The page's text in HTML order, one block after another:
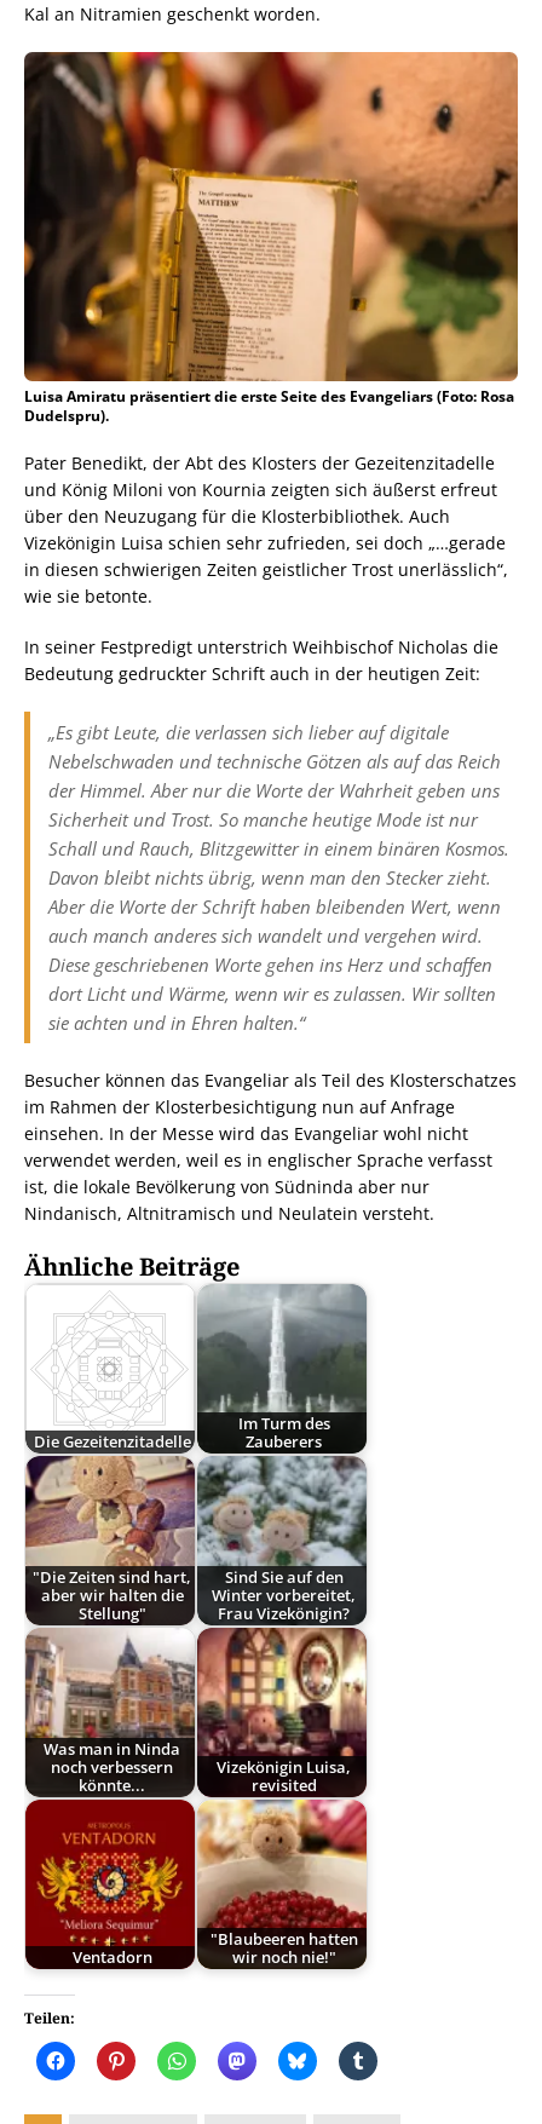
Kal an Nitramien geschenkt worden.
Luisa Amiratu präsentiert die erste Seite des Evangeliars (Foto: Rosa
Dudelspru).
Pater Benedikt, der Abt des Klosters der Gezeitenzitadelle
und König Miloni von Kournia zeigten sich äußerst erfreut
über den Neuzugang für die Klosterbibliothek. Auch
Vizekönigin Luisa schien sehr zufrieden, sei doch „…gerade
in diesen schwierigen Zeiten geistlicher Trost unerlässlich“,
wie sie betonte.
In seiner Festpredigt unterstrich Weihbischof Nicholas die
Bedeutung gedruckter Schrift auch in der heutigen Zeit:
„Es gibt Leute, die verlassen sich lieber auf digitale
Nebelschwaden und technische Götzen als auf das Reich
der Himmel. Aber nur die Worte der Wahrheit geben uns
Sicherheit und Trost. So manche heutige Mode ist nur
Schall und Rauch, Blitzgewitter in einem binären Kosmos.
Davon bleibt nichts übrig, wenn man den Stecker zieht.
Aber die Worte der Schrift haben bleibenden Wert, wenn
auch manch anderes sich wandelt und vergehen wird.
Diese geschriebenen Worte gehen ins Herz und schaffen
dort Licht und Wärme, wenn wir es zulassen. Wir sollten
sie achten und in Ehren halten.“
Besucher können das Evangeliar als Teil des Klosterschatzes
im Rahmen der Klosterbesichtigung nun auf Anfrage
einsehen. In der Messe wird das Evangeliar wohl nicht
verwendet werden, weil es in englischer Sprache verfasst
ist, die lokale Bevölkerung von Südninda aber nur
Nindanisch, Altnitramisch und Neulatein versteht.
Ähnliche Beiträge
Die Gezeitenzitadelle
Im Turm des
Zauberers
"Die Zeiten sind hart,
aber wir halten die
Stellung"
Sind Sie auf den
Winter vorbereitet,
Frau Vizekönigin?
Was man in Ninda
noch verbessern
könnte...
Vizekönigin Luisa,
revisited
Ventadorn
"Blaubeeren hatten
wir noch nie!"
Teilen: